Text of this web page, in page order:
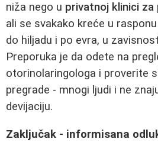
niža nego u privatnoj klinici
ali se svakako kreće u
do hiljadu i po evra, u
Preporuka je da odete na
otorinolaringologa i proverite
pregrade - mnogi ljudi i ne
devijaciju.
Zaključak - informisana